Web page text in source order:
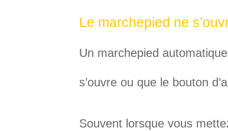
Le marchepied ne
Un marchepied
s’ouvre ou que le bouton
Souvent lorsque vous